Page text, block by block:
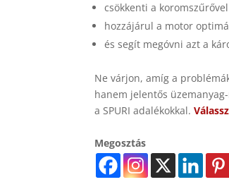
csökkenti a
hozzájárul a motor
és segít megóvni azt a
Ne várjon, amíg a
hanem jelentős
a SPURI adalékokkal.
Megosztás